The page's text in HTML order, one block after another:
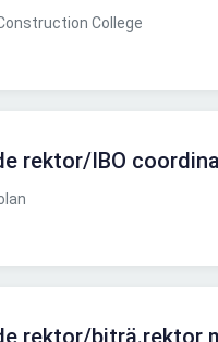
College
rektor/IBO